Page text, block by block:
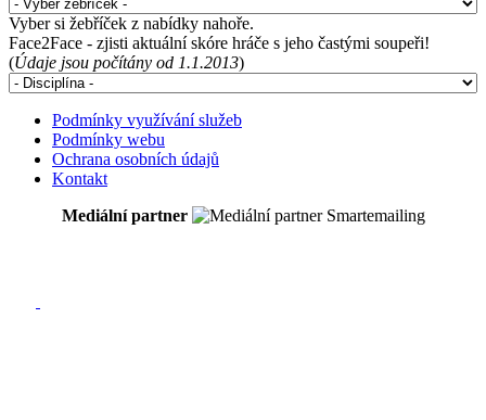
Vyber si žebříček z nabídky nahoře.
Face2Face - zjisti aktuální skóre hráče s jeho častými soupeři!
(Údaje jsou počítány od 1.1.2013)
Podmínky využívání služeb
Podmínky webu
Ochrana osobních údajů
Kontakt
Mediální partner